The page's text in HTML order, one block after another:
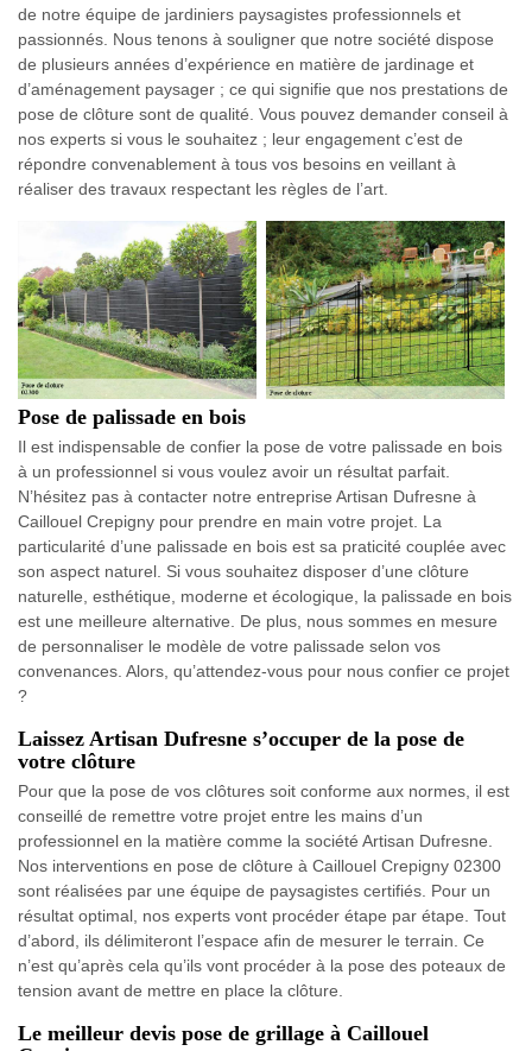
de notre équipe de jardiniers paysagistes professionnels et
passionnés. Nous tenons à souligner que notre société dispose
de plusieurs années d’expérience en matière de jardinage et
d’aménagement paysager ; ce qui signifie que nos prestations de
pose de clôture sont de qualité. Vous pouvez demander conseil à
nos experts si vous le souhaitez ; leur engagement c’est de
répondre convenablement à tous vos besoins en veillant à
réaliser des travaux respectant les règles de l’art.
Pose de palissade en bois
Il est indispensable de confier la pose de votre palissade en bois
à un professionnel si vous voulez avoir un résultat parfait.
N’hésitez pas à contacter notre entreprise Artisan Dufresne à
Caillouel Crepigny pour prendre en main votre projet. La
particularité d’une palissade en bois est sa praticité couplée avec
son aspect naturel. Si vous souhaitez disposer d’une clôture
naturelle, esthétique, moderne et écologique, la palissade en bois
est une meilleure alternative. De plus, nous sommes en mesure
de personnaliser le modèle de votre palissade selon vos
convenances. Alors, qu’attendez-vous pour nous confier ce projet
?
Laissez Artisan Dufresne s’occuper de la pose de
votre clôture
Pour que la pose de vos clôtures soit conforme aux normes, il est
conseillé de remettre votre projet entre les mains d’un
professionnel en la matière comme la société Artisan Dufresne.
Nos interventions en pose de clôture à Caillouel Crepigny 02300
sont réalisées par une équipe de paysagistes certifiés. Pour un
résultat optimal, nos experts vont procéder étape par étape. Tout
d’abord, ils délimiteront l’espace afin de mesurer le terrain. Ce
n’est qu’après cela qu’ils vont procéder à la pose des poteaux de
tension avant de mettre en place la clôture.
Le meilleur devis pose de grillage à Caillouel